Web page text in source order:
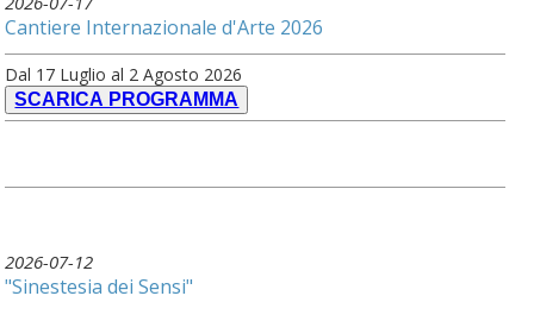
Cantiere Internazionale d'Arte 2026
Dal 17 Luglio al 2 Agosto 2026
SCARICA PROGRAMMA
2026-07-12
"Sinestesia dei Sensi"